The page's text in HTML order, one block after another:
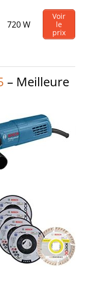
720 W
Voir
le
prix
– Meilleure